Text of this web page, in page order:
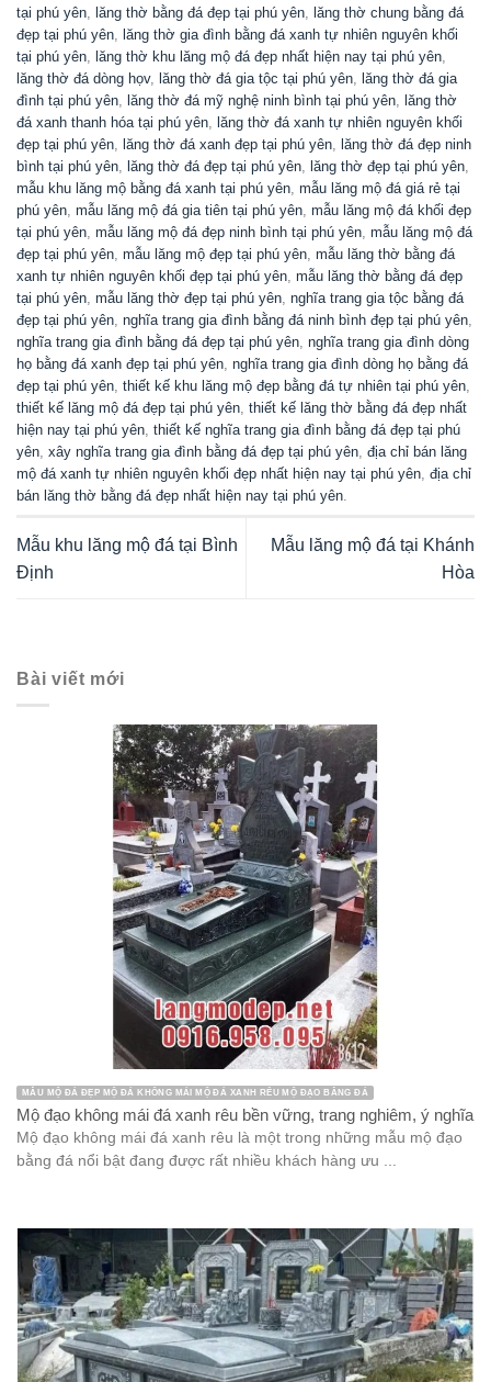
tại phú yên
lăng thờ bằng đá đẹp tại phú yên
lăng thờ chung bằng đá
đẹp tại phú yên
lăng thờ gia đình bằng đá xanh tự nhiên nguyên khối
tại phú yên
lăng thờ khu lăng mộ đá đẹp nhất hiện nay tại phú yên
lăng thờ đá dòng họv, lăng thờ đá gia tộc tại phú yên
lăng thờ đá gia
đình tại phú yên
lăng thờ đá mỹ nghệ ninh bình tại phú yên
lăng thờ
đá xanh thanh hóa tại phú yên
lăng thờ đá xanh tự nhiên nguyên khối
đẹp tại phú yên
lăng thờ đá xanh đẹp tại phú yên
lăng thờ đá đẹp ninh
bình tại phú yên
lăng thờ đá đẹp tại phú yên lăng thờ đẹp tại phú yên
mẫu khu lăng mộ bằng đá xanh tại phú yên mẫu lăng mộ đá giá rẻ tại
phú yên mẫu lăng mộ đá gia tiên tại phú yên mẫu lăng mộ đá khối đẹp
tại phú yên mẫu lăng mộ đá đẹp ninh bình tại phú yên mẫu lăng mộ đá
đẹp tại phú yên mẫu lăng mộ đẹp tại phú yên mẫu lăng thờ bằng đá
xanh tự nhiên nguyên khối đẹp tại phú yên mẫu lăng thờ bằng đá đẹp
tại phú yên mẫu lăng thờ đẹp tại phú yên nghĩa trang gia tộc bằng đá
đẹp tại phú yên nghĩa trang gia đình bằng đá ninh bình đẹp tại phú yên
nghĩa trang gia đình bằng đá đẹp tại phú yên nghĩa trang gia đình dòng
họ bằng đá xanh đẹp tại phú yên nghĩa trang gia đình dòng họ bằng đá
đẹp tại phú yên thiết kế khu lăng mộ đẹp bằng đá tự nhiên tại phú yên
thiết kế lăng mộ đá đẹp tại phú yên thiết kế lăng thờ bằng đá đẹp nhất
hiện nay tại phú yên thiết kế nghĩa trang gia đình bằng đá đẹp tại phú
yên xây nghĩa trang gia đình bằng đá đẹp tại phú yên địa chỉ bán lăng
mộ đá xanh tự nhiên nguyên khối đẹp nhất hiện nay tại phú yên địa chỉ
bán lăng thờ bằng đá đẹp nhất hiện nay tại phú yên
Mẫu khu lăng mộ đá tại Bình
Định
Mẫu lăng mộ đá tại Khánh
Hòa
Bài viết mới
MẪU MỘ ĐÁ ĐẸP MỘ ĐÁ KHÔNG MÁI MỘ ĐÁ XANH RÊU MỘ ĐẠO BẰNG ĐÁ
Mộ đạo không mái đá xanh rêu bền vững, trang nghiêm, ý nghĩa
Mộ đạo không mái đá xanh rêu là một trong những mẫu mộ đạo
bằng đá nổi bật đang được rất nhiều khách hàng ưu ...